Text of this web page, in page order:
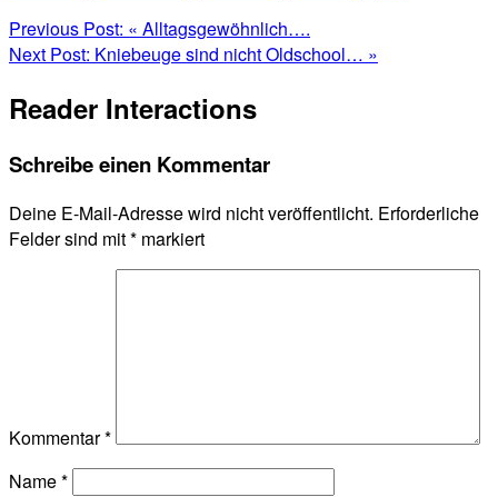
Previous Post: « Alltagsgewöhnlich….
Next Post: Kniebeuge sind nicht Oldschool… »
Reader Interactions
Schreibe einen Kommentar
Deine E-Mail-Adresse wird nicht veröffentlicht. Erforderliche
Felder sind mit* markiert
Kommentar*
Name*